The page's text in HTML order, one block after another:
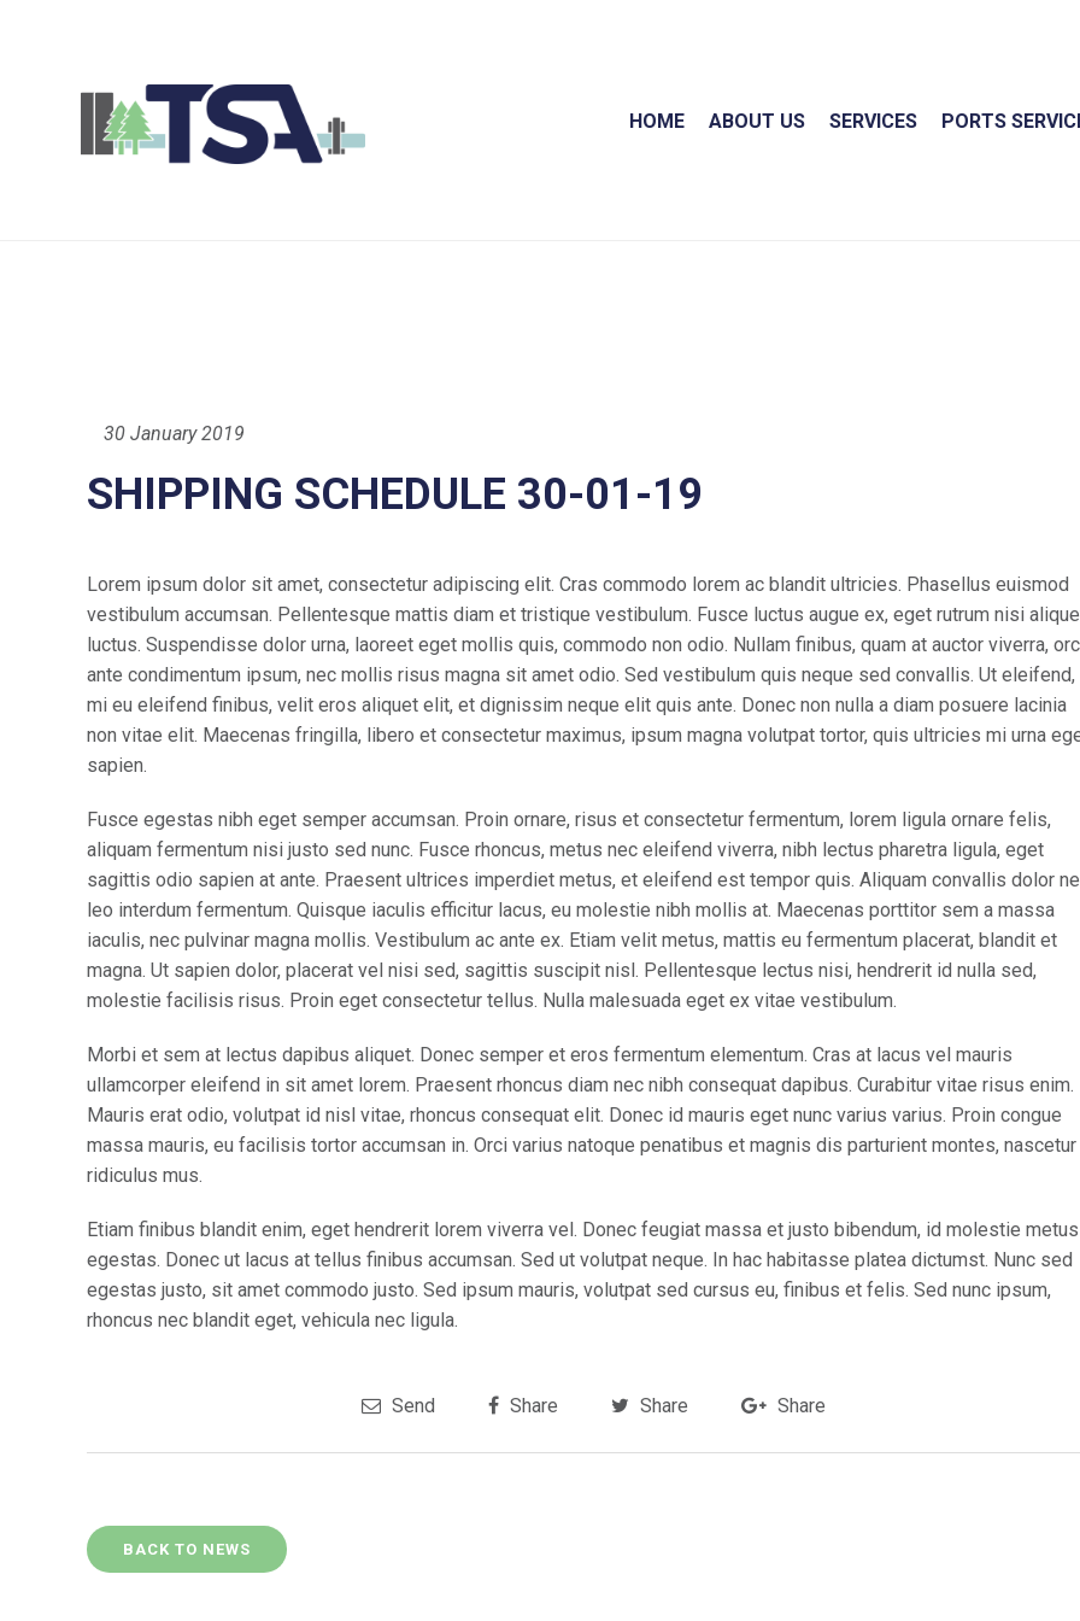
HOME ABOUT US SERVICES PORTS
30 January 2019
SHIPPING SCHEDULE 30-01-19
Lorem ipsum dolor sit amet, consectetur adipiscing elit. Cras commodo lorem ac blandit ultricies. Phasellus euismod
vestibulum accumsan. Pellentesque mattis diam et tristique vestibulum. Fusce luctus augue ex, eget rutrum nisi
luctus. Suspendisse dolor urna, laoreet eget mollis quis, commodo non odio. Nullam finibus, quam at auctor viverra,
ante condimentum ipsum, nec mollis risus magna sit amet odio. Sed vestibulum quis neque sed convallis. Ut eleifend,
mi eu eleifend finibus, velit eros aliquet elit, et dignissim neque elit quis ante. Donec non nulla a diam posuere lacinia
non vitae elit. Maecenas fringilla, libero et consectetur maximus, ipsum magna volutpat tortor, quis ultricies mi urna
sapien.
Fusce egestas nibh eget semper accumsan. Proin ornare, risus et consectetur fermentum, lorem ligula ornare felis,
aliquam fermentum nisi justo sed nunc. Fusce rhoncus, metus nec eleifend viverra, nibh lectus pharetra ligula, eget
sagittis odio sapien at ante. Praesent ultrices imperdiet metus, et eleifend est tempor quis. Aliquam convallis dolor
leo interdum fermentum. Quisque iaculis efficitur lacus, eu molestie nibh mollis at. Maecenas porttitor sem a massa
iaculis, nec pulvinar magna mollis. Vestibulum ac ante ex. Etiam velit metus, mattis eu fermentum placerat, blandit et
magna. Ut sapien dolor, placerat vel nisi sed, sagittis suscipit nisl. Pellentesque lectus nisi, hendrerit id nulla sed,
molestie facilisis risus. Proin eget consectetur tellus. Nulla malesuada eget ex vitae vestibulum.
Morbi et sem at lectus dapibus aliquet. Donec semper et eros fermentum elementum. Cras at lacus vel mauris
ullamcorper eleifend in sit amet lorem. Praesent rhoncus diam nec nibh consequat dapibus. Curabitur vitae risus enim.
Mauris erat odio, volutpat id nisl vitae, rhoncus consequat elit. Donec id mauris eget nunc varius varius. Proin congue
massa mauris, eu facilisis tortor accumsan in. Orci varius natoque penatibus et magnis dis parturient montes, nascetur
ridiculus mus.
Etiam finibus blandit enim, eget hendrerit lorem viverra vel. Donec feugiat massa et justo bibendum, id molestie metus
egestas. Donec ut lacus at tellus finibus accumsan. Sed ut volutpat neque. In hac habitasse platea dictumst. Nunc sed
egestas justo, sit amet commodo justo. Sed ipsum mauris, volutpat sed cursus eu, finibus et felis. Sed nunc ipsum,
rhoncus nec blandit eget, vehicula nec ligula.
Send Share Share Share
BACK TO NEWS